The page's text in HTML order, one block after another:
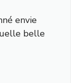
envie
belle